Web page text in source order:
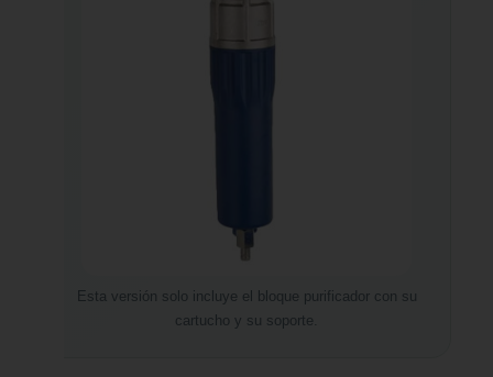
Esta versión solo incluye el bloque purificador con su
cartucho y su soporte.